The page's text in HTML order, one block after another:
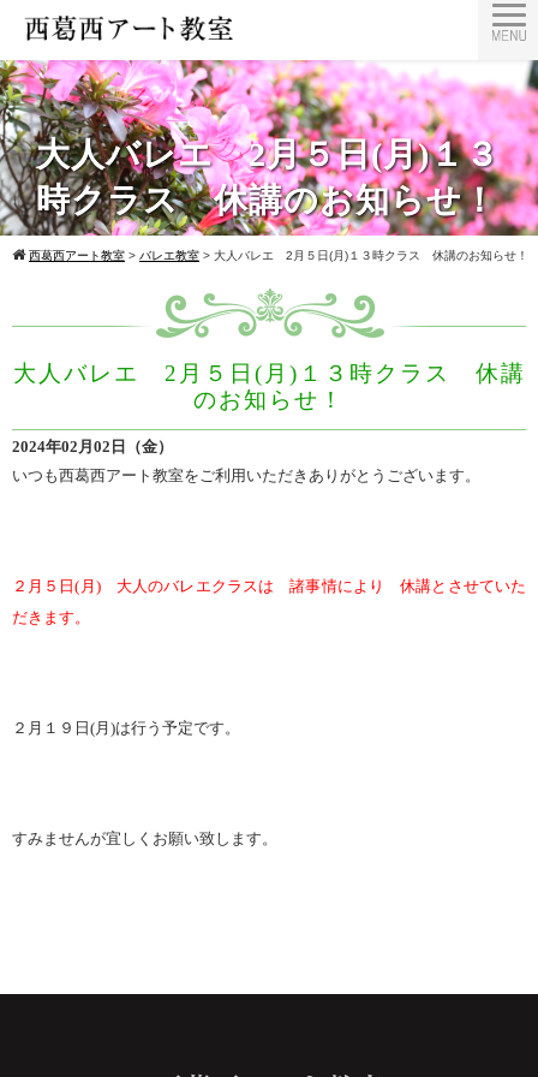
大人バレエ 2月５日(月)１３
時クラス 休講のお知らせ！
西葛西アート教室 > バレエ教室 > 大人バレエ 2月５日(月)１３時クラス 休講のお知らせ！
大人バレエ 2月５日(月)１３時クラス 休講
のお知らせ！
2024年02月02日（金）
いつも西葛西アート教室をご利用いただきありがとうございます。
２月５日(月) 大人のバレエクラスは 諸事情により 休講とさせていた
だきます。
２月１９日(月)は行う予定です。
すみませんが宜しくお願い致します。